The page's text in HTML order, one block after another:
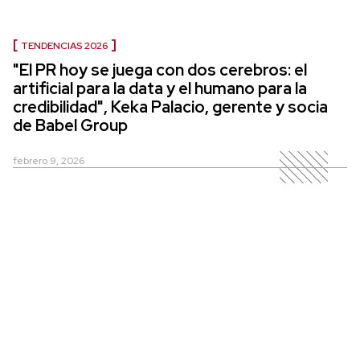
TENDENCIAS 2026
"El PR hoy se juega con dos cerebros: el
artificial para la data y el humano para la
credibilidad", Keka Palacio, gerente y socia
de Babel Group
febrero 9, 2026